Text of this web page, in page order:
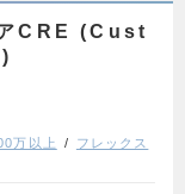
アCRE (Cust
万以上
フレックス